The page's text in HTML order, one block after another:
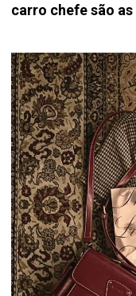
carro chefe são as